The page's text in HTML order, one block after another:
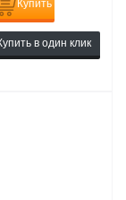
Купить
в один клик